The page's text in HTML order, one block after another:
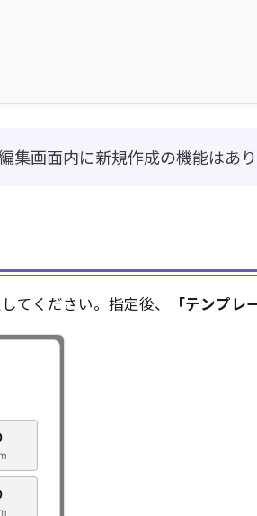
集画面内に新規作成の機能はあ
てください。指定後、 「テンプレ